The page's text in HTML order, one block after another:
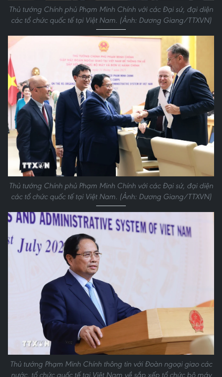
Thủ tướng Chính phủ Phạm Minh Chính với các Đại sứ, đại diện
các tổ chức quốc tế tại Việt Nam. (Ảnh: Dương Giang/TTXVN)
Thủ tướng Chính phủ Phạm Minh Chính với các Đại sứ, đại diện
các tổ chức quốc tế tại Việt Nam. (Ảnh: Dương Giang/TTXVN)
Thủ tướng Phạm Minh Chính thông tin với Đoàn ngoại giao các
nước, tổ chức quốc tế tại Việt Nam về sắp xếp tổ chức bộ máy